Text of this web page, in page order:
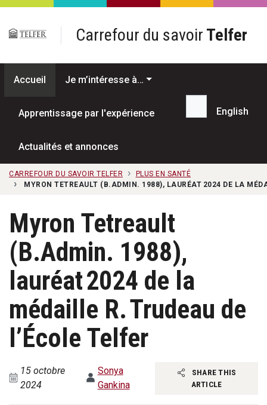
Passer au contenu principal
Carrefour du savoir Telfer
Accueil Je m’intéresse à…
Apprentissage par l'expérience
Actualités et annonces
Recherche...
English
CARREFOUR DU SAVOIR TELFER
PLUS EN SANTÉ
MYRON TETREAULT (B.ADMIN. 1988), LAURÉAT 2024 DE LA
Myron Tetreault
(B.Admin. 1988),
lauréat 2024 de la
médaille R. Trudeau de
l’École Telfer
15 octobre
2024
Sonya
Gankina
SHARE THIS
ARTICLE